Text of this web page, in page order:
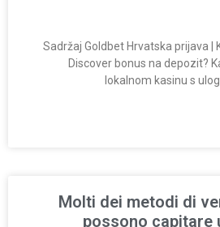
Sadržaj Goldbet Hrvatska prijava |
Discover bonus na depozit?
lokalnom kasinu s
Molti dei metodi di
possono capitare